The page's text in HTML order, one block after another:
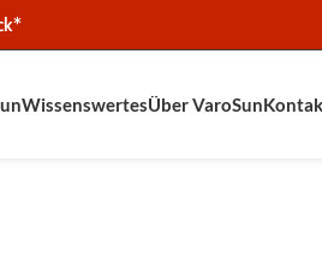
WissenswertesÜber VaroSun